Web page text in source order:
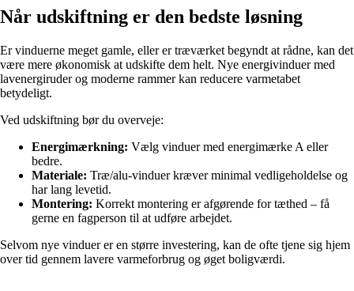
Når udskiftning er den bedste løsning
Er vinduerne meget gamle, eller er træværket begyndt at rådne, kan det
være mere økonomisk at udskifte dem helt. Nye energivinduer med
lavenergiruder og moderne rammer kan reducere varmetabet
betydeligt.
Ved udskiftning bør du overveje:
Energimærkning: Vælg vinduer med energimærke A eller
bedre.
Materiale: Træ/alu-vinduer kræver minimal vedligeholdelse og
har lang levetid.
Montering: Korrekt montering er afgørende for tæthed – få
gerne en fagperson til at udføre arbejdet.
Selvom nye vinduer er en større investering, kan de ofte tjene sig hjem
over tid gennem lavere varmeforbrug og øget boligværdi.